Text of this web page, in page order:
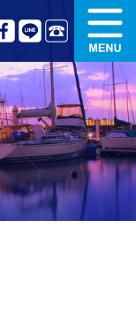
中古艇情報
ート免許講習
ルージング情報